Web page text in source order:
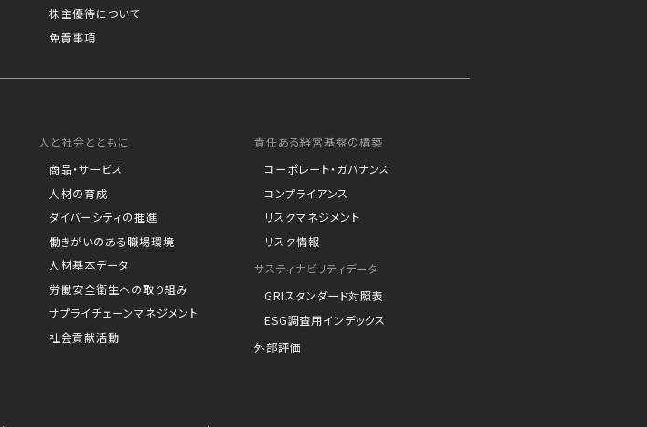
株主優待について
免責事項
人と社会とともに
商品・サービス
人材の育成
ダイバーシティの推進
働きがいのある職場環境
人材基本データ
労働安全衛生への取り組み
サプライチェーンマネジメント
社会貢献活動
責任ある経営基盤の構築
コーポレート・ガバナンス
コンプライアンス
リスクマネジメント
リスク情報
サスティナビリティデータ
GRIスタンダード対照表
ESG調査用インデックス
外部評価